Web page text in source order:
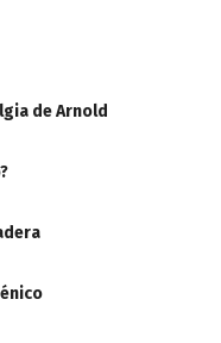
de Arnold